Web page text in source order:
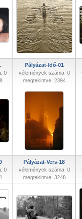
0
Pályázat-Idő-01
vélemények száma: 0
megtekintve: 2394
0
Pályázat-Vers-18
vélemények száma: 0
megtekintve: 3248